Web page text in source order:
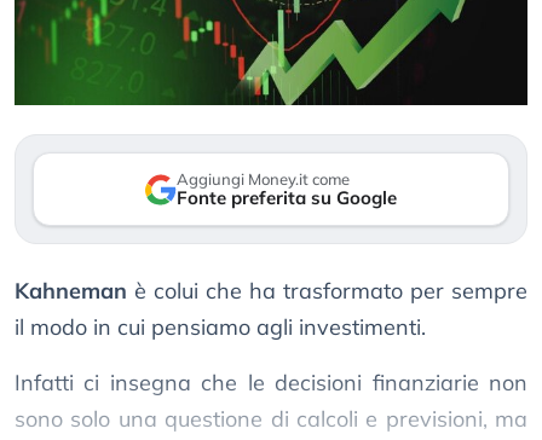
Aggiungi Money.it come
Fonte preferita su Google
Kahneman è colui che ha trasformato per sempre
il modo in cui pensiamo agli investimenti.
Infatti ci insegna che le decisioni finanziarie non
sono solo una questione di calcoli e previsioni, ma